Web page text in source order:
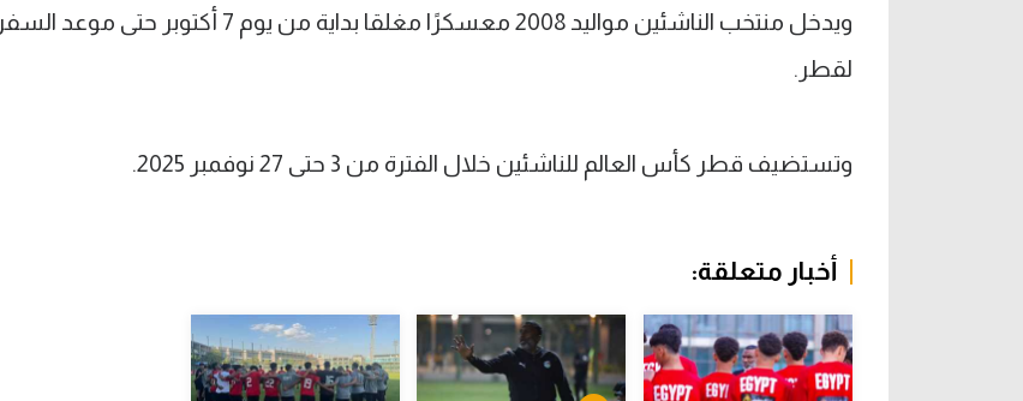
ويدخل منتخب الناشئين مواليد 2008 معسكرًا مغلقا بداية من يوم 7 أكتوبر حتى موعد السفر
لقطر.
وتستضيف قطر كأس العالم للناشئين خلال الفترة من 3 حتى 27 نوفمبر 2025.
أخبار متعلقة: